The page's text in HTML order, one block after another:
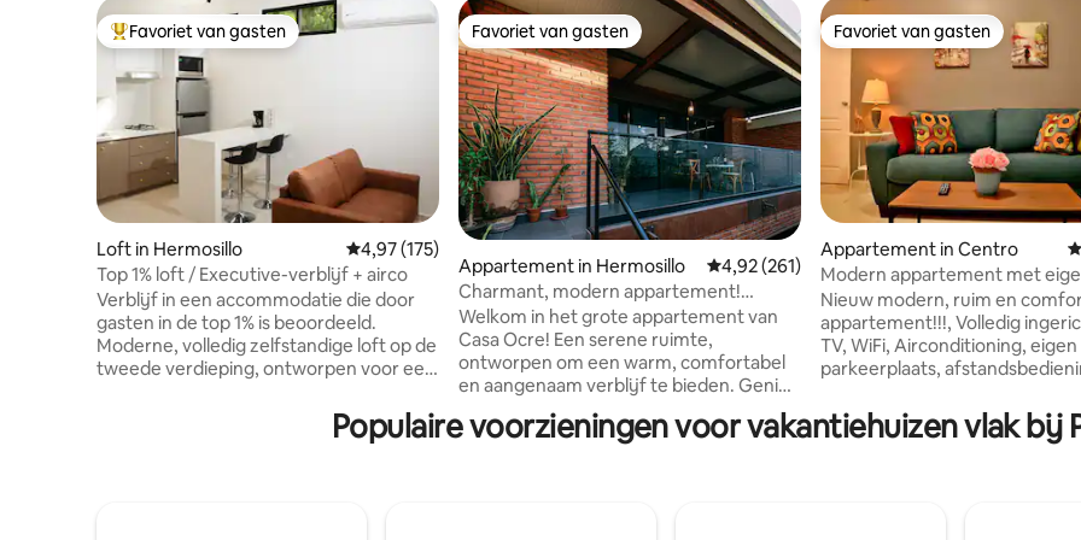
Topfavoriet van gasten
Favoriet van gasten
Loft in Hermosillo Gemiddelde beoordeling van 4,97 uit 5, 175 recensies
4,97 (175)
Top 1% loft / Executive-verblijf + airco
Verblijf in een accommodatie die door
gasten in de top 1% is beoordeeld.
Moderne, volledig zelfstandige loft op de
tweede verdieping, ontworpen voor een
Beschikt over een premium queensize
bed, een volledig uitgeruste keuken, een
Favoriet van gasten
Favoriet van gasten
Appartement in Hermosillo Gemiddelde beoordeling van 4,92 uit 5, 261
4,92 (261)
Charmant, modern appartement!
Geweldige locatie!
Welkom in het grote appartement van
Casa Ocre! Een serene ruimte,
ontworpen om een warm, comfortabel
en aangenaam verblijf te bieden. Geniet
van comfortabele kamers, een moderne
keuken, een uitstekende kamer om te
Favoriet van gasten
Favoriet van gasten
Appartement in Centro
Modern appartement met
parkeerplaats!
Nieuw modern, ruim en
appartement!!!, Volledig
TV, WiFi, Airconditioning, eigen
parkeerplaats,
beveiligingscamera 's, gelegen in een
zeer uitstekende omgeving,
traditionele Mexicaanse stijl
Populaire voorzieningen voor vakantiehuizen vlak bij